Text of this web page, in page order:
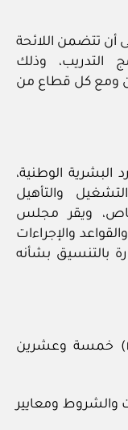
أن تتضمن اللائحة
التدريب، وذلك
ومع كل قطاع من
البشرية الوطنية،
والتأهيل
ويقر مجلس
والإجراءات
بالتنسيق بشأنه
يلتزم صاحب العمل الذي يشغل (٢٥) خمسة وعشرين
والشروط ومعايير